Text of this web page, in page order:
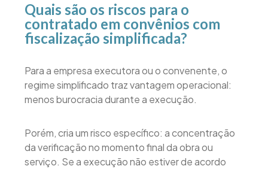
Quais são os riscos para o
contratado em convênios com
fiscalização simplificada?
Para a empresa executora ou o convenente, o
regime simplificado traz vantagem operacional:
menos burocracia durante a execução.
Porém, cria um risco específico: a concentração
da verificação no momento final da obra ou
serviço. Se a execução não estiver de acordo